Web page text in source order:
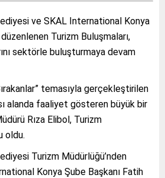
ve SKAL International Konya
Turizm Buluşmaları,
sektörle buluşturmaya devam
temasıyla gerçekleştirilen
alanda faaliyet gösteren büyük bir
Rıza Elibol, Turizm
oldu.
Turizm Müdürlüğü’nden
Konya Şube Başkanı Fatih